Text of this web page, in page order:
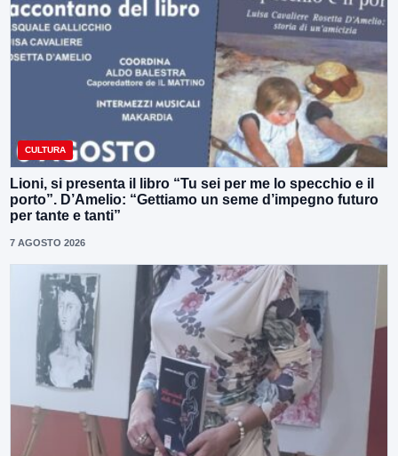
CULTURA
Lioni, si presenta il libro “Tu sei per me lo specchio e il
porto”. D’Amelio: “Gettiamo un seme d’impegno futuro
per tante e tanti”
7 AGOSTO 2026